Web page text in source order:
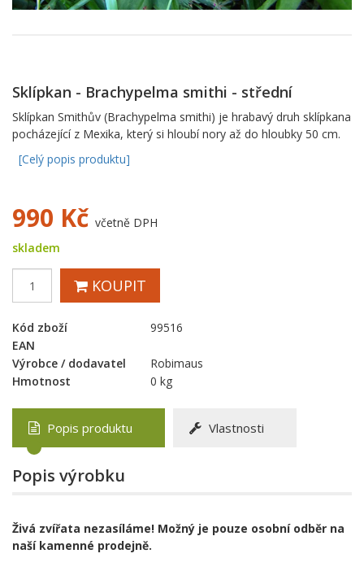
Sklípkan - Brachypelma smithi - střední
Sklípkan Smithův (Brachypelma smithi) je hrabavý druh sklípkana
pocházející z Mexika, který si hloubí nory až do hloubky 50 cm.
[Celý popis produktu]
990 Kč včetně DPH
skladem
KOUPIT
Kód zboží
99516
EAN
Výrobce / dodavatel
Robimaus
Hmotnost
0 kg
Popis produktu Vlastnosti
Popis výrobku
Živá zvířata nezasíláme! Možný je pouze osobní odběr na
naší kamenné prodejně.